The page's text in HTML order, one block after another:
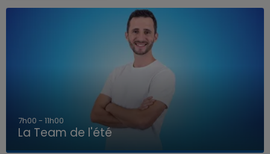
7h00 - 11h00
La Team de l'été